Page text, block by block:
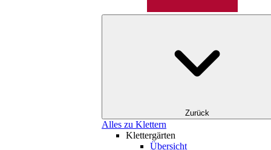
Zurück
Alles zu Klettern
Klettergärten
Übersicht